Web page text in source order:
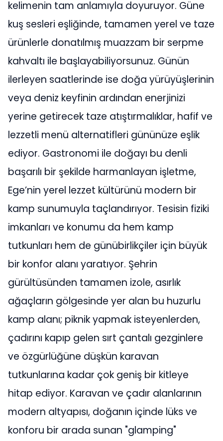
kelimenin tam anlamıyla doyuruyor. Güne
kuş sesleri eşliğinde, tamamen yerel ve taze
ürünlerle donatılmış muazzam bir serpme
kahvaltı ile başlayabiliyorsunuz. Günün
ilerleyen saatlerinde ise doğa yürüyüşlerinin
veya deniz keyfinin ardından enerjinizi
yerine getirecek taze atıştırmalıklar, hafif ve
lezzetli menü alternatifleri gününüze eşlik
ediyor. Gastronomi ile doğayı bu denli
başarılı bir şekilde harmanlayan işletme,
Ege’nin yerel lezzet kültürünü modern bir
kamp sunumuyla taçlandırıyor. Tesisin fiziki
imkanları ve konumu da hem kamp
tutkunları hem de günübirlikçiler için büyük
bir konfor alanı yaratıyor. Şehrin
gürültüsünden tamamen izole, asırlık
ağaçların gölgesinde yer alan bu huzurlu
kamp alanı; piknik yapmak isteyenlerden,
çadırını kapıp gelen sırt çantalı gezginlere
ve özgürlüğüne düşkün karavan
tutkunlarına kadar çok geniş bir kitleye
hitap ediyor. Karavan ve çadır alanlarının
modern altyapısı, doğanın içinde lüks ve
konforu bir arada sunan "glamping"